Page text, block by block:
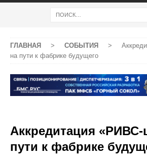
ГЛАВНАЯ > СОБЫТИЯ >
на пути к фабрике будущего
Аккредитация
пути к фабрике